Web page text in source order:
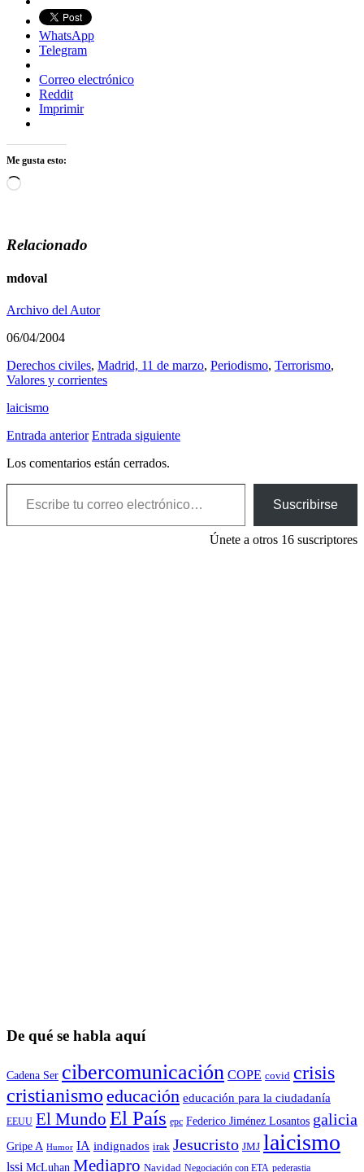
WhatsApp
Telegram
Correo electrónico
Reddit
Imprimir
Me gusta esto:
Cargando...
Relacionado
mdoval
Archivo del Autor
06/04/2004
Derechos civiles, Madrid, 11 de marzo, Periodismo, Terrorismo,
Valores y corrientes
laicismo
Entrada anterior Entrada siguiente
Los comentarios están cerrados.
Escribe tu correo electrónico…
Suscribirse
Únete a otros 16 suscriptores
De qué se habla aquí
Cadena Ser cibercomunicación COPE covid crisis
cristianismo educación educación para la ciudadaní­a
EEUU El Mundo El País epc Federico Jiménez Losantos galicia
Gripe A Humor IA indignados irak Jesucristo JMJ laicismo
lssi McLuhan Mediapro Navidad Negociación con ETA pederastia